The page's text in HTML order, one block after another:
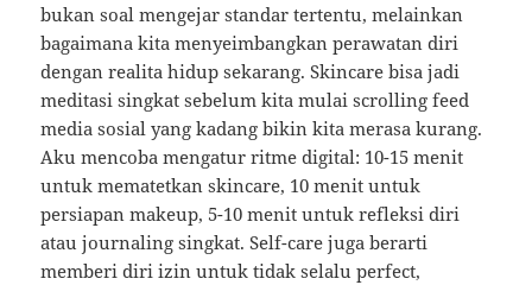
bukan soal mengejar standar tertentu, melainkan
bagaimana kita menyeimbangkan perawatan diri
dengan realita hidup sekarang. Skincare bisa jadi
meditasi singkat sebelum kita mulai scrolling feed
media sosial yang kadang bikin kita merasa kurang.
Aku mencoba mengatur ritme digital: 10-15 menit
untuk mematetkan skincare, 10 menit untuk
persiapan makeup, 5-10 menit untuk refleksi diri
atau journaling singkat. Self-care juga berarti
memberi diri izin untuk tidak selalu perfect,